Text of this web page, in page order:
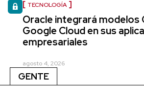
TECNOLOGÍA
Oracle integrará modelos
Google Cloud en sus
empresariales
agosto 4, 2026
GENTE